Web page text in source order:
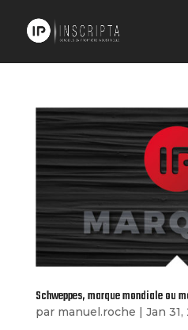
Schweppes, marque mondiale ou
par manuel.roche | Jan 31,